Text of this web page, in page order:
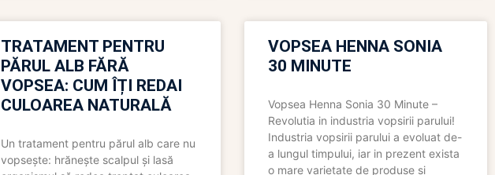
TRATAMENT PENTRU
PĂRUL ALB FĂRĂ
VOPSEA: CUM ÎȚI REDAI
CULOAREA NATURALĂ
Un tratament pentru părul alb care nu
vopsește: hrănește scalpul și lasă
VOPSEA HENNA SONIA
30 MINUTE
Vopsea Henna Sonia 30 Minute –
Revolutia in industria vopsirii parului!
Industria vopsirii parului a evoluat de-
a lungul timpului, iar in prezent exista
o mare varietate de produse si